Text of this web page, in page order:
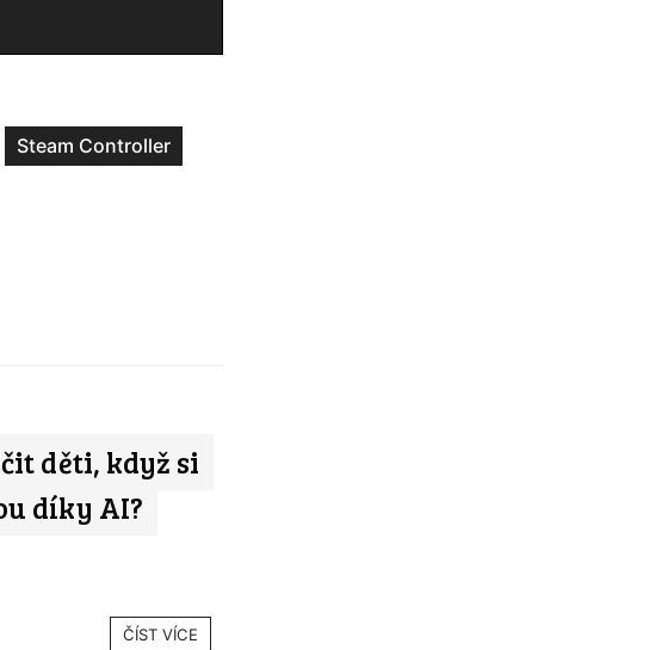
Steam Controller
děti, když si
díky AI?
ČÍST VÍCE